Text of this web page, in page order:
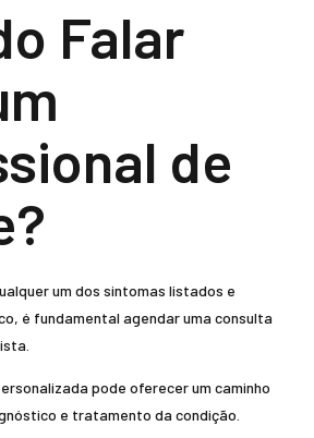
Falar
de
um dos sintomas listados e
é fundamental agendar uma consulta
pode oferecer um caminho
e tratamento da condição.